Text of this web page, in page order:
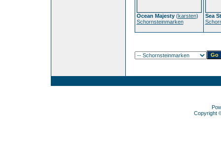
Ocean Majesty(karsten)
Schornsteinmarken
Sea
Copyright